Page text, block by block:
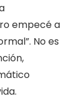
empecé a
No es